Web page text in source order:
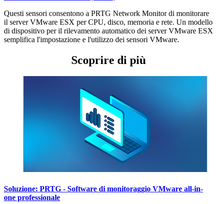
Questi sensori consentono a PRTG Network Monitor di monitorare
il server VMware ESX per CPU, disco, memoria e rete. Un modello
di dispositivo per il rilevamento automatico dei server VMware ESX
semplifica l'impostazione e l'utilizzo dei sensori VMware.
Scoprire di più
Soluzione: PRTG - Software di monitoraggio VMware all-in-
one professionale